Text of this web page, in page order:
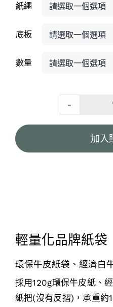
紙繩
底板
數量
-
加入
輕量化品牌紙袋
環保牛皮紙袋、經濟白
採用120g環保牛皮紙、
紙把(沒有反摺)，承重約